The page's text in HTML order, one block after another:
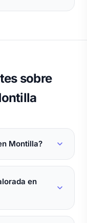
sobre
Montilla?
en